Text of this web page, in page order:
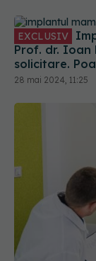
EXCLUSIV
integrată.
centru de
este plimbat
17 mai 2024, 11:23